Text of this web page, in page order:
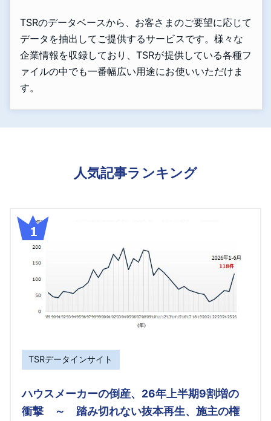
TSRのデータベースから、お客さまのご要望に応じて
データを抽出してご提供するサービスです。様々な
企業情報を収録しており、TSRが提供している各種フ
ァイルの中でも一番幅広い用途にお使いいただけま
す。
人気記事ランキング
TSRデータインサイト
ハウスメーカーの倒産、26年上半期9割増の
衝撃 ～ 踏み切れない抜本再生、施主の権